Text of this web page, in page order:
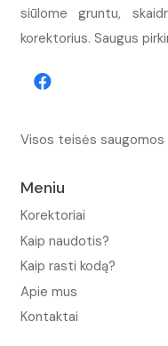
siūlome gruntu,
korektorius. Saugus
Visos teisės
Meniu
Korektoriai
Kaip naudotis?
Kaip rasti kodą?
Apie mus
Kontaktai